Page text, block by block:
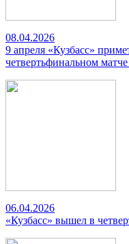
08.04.2026
9 апреля «Кузбасс»
четвертьфинальном
06.04.2026
«Кузбасс» вышел в